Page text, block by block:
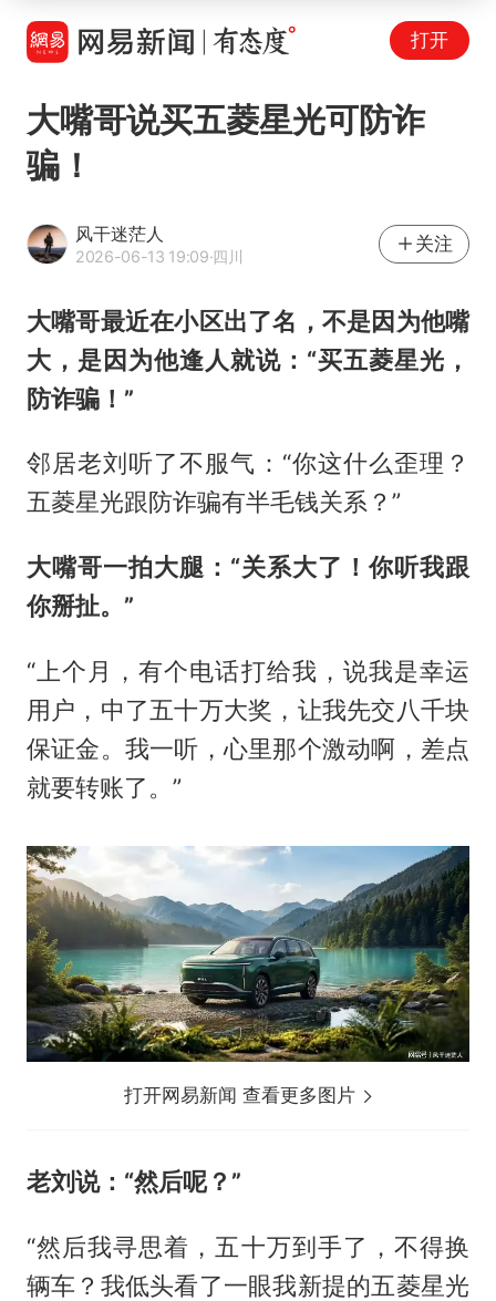
打开
大嘴哥说买五菱星光可防诈
骗！
风干迷茫人
2026-06-13 19:09·四川
关注
大嘴哥最近在小区出了名，不是因为他嘴
大，是因为他逢人就说：“买五菱星光，
防诈骗！”
邻居老刘听了不服气：“你这什么歪理？
五菱星光跟防诈骗有半毛钱关系？”
大嘴哥一拍大腿：“关系大了！你听我跟
你掰扯。”
“上个月，有个电话打给我，说我是幸运
用户，中了五十万大奖，让我先交八千块
保证金。我一听，心里那个激动啊，差点
就要转账了。”
打开网易新闻 查看更多图片
老刘说：“然后呢？”
“然后我寻思着，五十万到手了，不得换
辆车？我低头看了一眼我新提的五菱星光